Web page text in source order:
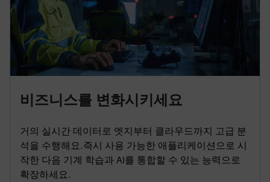
비즈니스를 변화시키세요
거의 실시간 데이터로 엣지부터 클라우드까지 고급 분
석을 수행해요.즉시 사용 가능한 애플리케이션으로 시
작한 다음 기계 학습과 AI를 통합할 수 있는 능력으로
확장하세요.